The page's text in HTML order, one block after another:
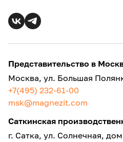
Представительство в
Москва, ул. Большая
+7(495) 232-61-00
msk@magnezit.com
Саткинская
г. Сатка, ул. Солнечная,